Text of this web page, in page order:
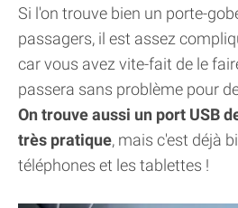
Si l'on trouve bien un porte-
passagers, il est assez
car vous avez vite-fait de le
passera sans problème pour
On trouve aussi un port USB
très pratique, mais c'est déjà
téléphones et les tablettes !